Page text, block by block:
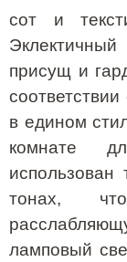
сот и
присущ и
в едином
комнате
использован
тонах,
ламповый